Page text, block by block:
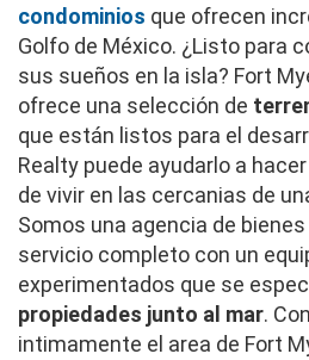
condominios que ofrecen
Golfo de México. ¿Listo para
sus sueños en la isla? Fort
ofrece una selección de
que están listos para el
Realty puede ayudarlo a
de vivir en las cercanias de
Somos una agencia de
servicio completo con un
experimentados que se
propiedades junto al mar.
intimamente el area de Fort